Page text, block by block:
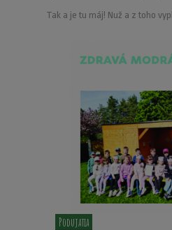
Tak a je tu máj! Nuž a z toho
Podujatia